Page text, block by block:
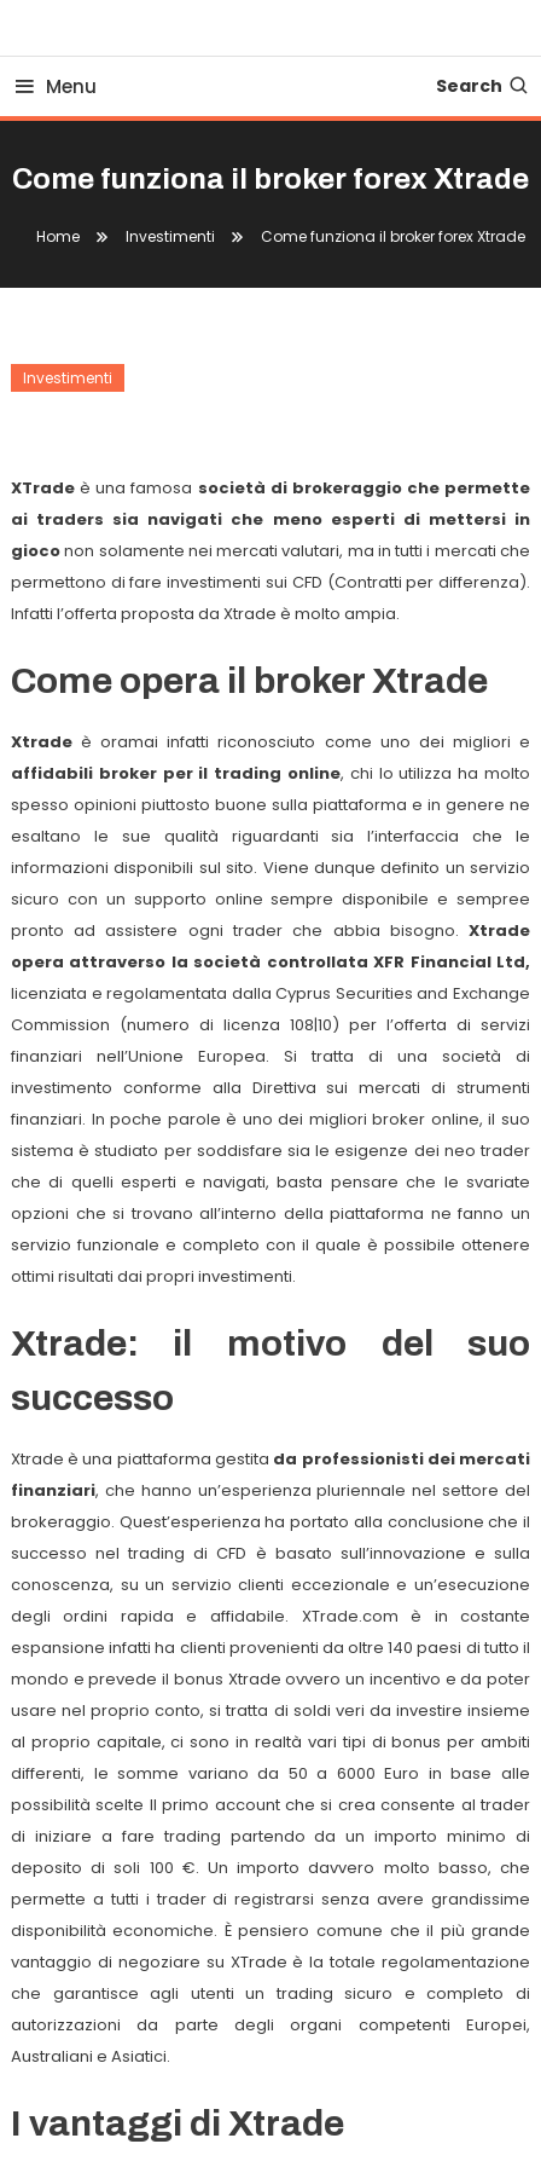
Menu Search
Come funziona il broker forex Xtrade
Home Investimenti Come funziona il broker forex Xtrade
Investimenti
XTradeè una famosa società di brokeraggio che permette
ai traders sia navigati che meno esperti di mettersi in
gioconon solamente nei mercati valutari, ma in tutti i mercati che
permettono di fare investimenti sui CFD (Contratti per differenza).
Infatti l’offerta proposta da Xtrade è molto ampia.
Come opera il broker Xtrade
Xtradeè oramai infatti riconosciuto come uno dei migliori e
affidabili broker per il trading online, chi lo utilizza ha molto
spesso opinioni piuttosto buone sulla piattaforma e in genere ne
esaltano le sue qualità riguardanti sia l’interfaccia che le
informazioni disponibili sul sito. Viene dunque definito un servizio
sicuro con un supporto online sempre disponibile e sempree
pronto ad assistere ogni trader che abbia bisogno.Xtrade
opera attraverso la società controllata XFR Financial Ltd,
licenziata e regolamentata dalla Cyprus Securities and Exchange
Commission (numero di licenza 108|10) per l’offerta di servizi
finanziari nell’Unione Europea. Si tratta di una società di
investimento conforme alla Direttiva sui mercati di strumenti
finanziari. In poche parole è uno dei migliori broker online, il suo
sistema è studiato per soddisfare sia le esigenze dei neo trader
che di quelli esperti e navigati, basta pensare che le svariate
opzioni che si trovano all’interno della piattaforma ne fanno un
servizio funzionale e completo con il quale è possibile ottenere
ottimi risultati dai propri investimenti.
Xtrade: il motivo del suo
successo
Xtrade è una piattaforma gestita da professionisti dei mercati
finanziari, che hanno un’esperienza pluriennale nel settore del
brokeraggio. Quest’esperienza ha portato alla conclusione che il
successo nel trading di CFD è basato sull’innovazione e sulla
conoscenza, su un servizio clienti eccezionale e un’esecuzione
degli ordini rapida e affidabile. XTrade.com è in costante
espansione infatti ha clienti provenienti da oltre 140 paesi di tutto il
mondo e prevede il bonus Xtrade ovvero un incentivo e da poter
usare nel proprio conto, si tratta di soldi veri da investire insieme
al proprio capitale, ci sono in realtà vari tipi di bonus per ambiti
differenti, le somme variano da 50 a 6000 Euro in base alle
possibilità scelte Il primo account che si crea consente al trader
di iniziare a fare trading partendo da un importo minimo di
deposito di soli 100 €. Un importo davvero molto basso, che
permette a tutti i trader di registrarsi senza avere grandissime
disponibilità economiche. È pensiero comune che il più grande
vantaggio di negoziare su XTrade è la totale regolamentazione
che garantisce agli utenti un trading sicuro e completo di
autorizzazioni da parte degli organi competenti Europei,
Australiani e Asiatici.
I vantaggi di Xtrade